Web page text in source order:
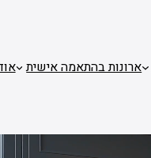
ארונות בהתאמה אישית